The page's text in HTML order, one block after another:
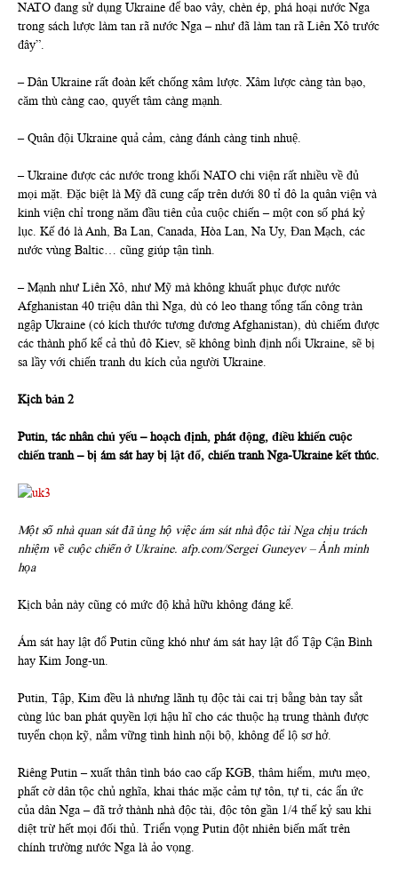
NATO đang sử dụng Ukraine để bao vây, chèn ép, phá hoại nước Nga
trong sách lược làm tan rã nước Nga – như đã làm tan rã Liên Xô trước
đây”.
– Dân Ukraine rất đoàn kết chống xâm lược. Xâm lược càng tàn bạo,
căm thù càng cao, quyết tâm càng mạnh.
– Quân đội Ukraine quả cảm, càng đánh càng tinh nhuệ.
– Ukraine được các nước trong khối NATO chi viện rất nhiều về đủ
mọi mặt. Đặc biệt là Mỹ đã cung cấp trên dưới 80 tỉ đô la quân viện và
kinh viện chỉ trong năm đầu tiên của cuộc chiến – một con số phá kỷ
lục. Kế đó là Anh, Ba Lan, Canada, Hòa Lan, Na Uy, Đan Mạch, các
nước vùng Baltic… cũng giúp tận tình.
– Mạnh như Liên Xô, như Mỹ mà không khuất phục được nước
Afghanistan 40 triệu dân thì Nga, dù có leo thang tổng tấn công tràn
ngập Ukraine (có kích thước tương đương Afghanistan), dù chiếm được
các thành phố kể cả thủ đô Kiev, sẽ không bình định nổi Ukraine, sẽ bị
sa lầy với chiến tranh du kích của người Ukraine.
Kịch bản 2
Putin, tác nhân chủ yếu – hoạch định, phát động, điều khiển cuộc
chiến tranh – bị ám sát hay bị lật đổ, chiến tranh Nga-Ukraine kết thúc.
Một số nhà quan sát đã ủng hộ việc ám sát nhà độc tài Nga chịu trách
nhiệm về cuộc chiến ở Ukraine. afp.com/Sergei Guneyev – Ảnh minh
họa
Kịch bản này cũng có mức độ khả hữu không đáng kể.
Ám sát hay lật đổ Putin cũng khó như ám sát hay lật đổ Tập Cận Bình
hay Kim Jong-un.
Putin, Tập, Kim đều là nhưng lãnh tụ độc tài cai trị bằng bàn tay sắt
cùng lúc ban phát quyền lợi hậu hĩ cho các thuộc hạ trung thành được
tuyển chọn kỹ, nắm vững tình hình nội bộ, không để lộ sơ hở.
Riêng Putin – xuất thân tình báo cao cấp KGB, thâm hiểm, mưu mẹo,
phất cờ dân tộc chủ nghĩa, khai thác mặc cảm tự tôn, tự ti, các ẩn ức
của dân Nga – đã trở thành nhà độc tài, độc tôn gần 1/4 thế kỷ sau khi
diệt trừ hết mọi đối thủ. Triển vọng Putin đột nhiên biến mất trên
chính trường nước Nga là ảo vọng.